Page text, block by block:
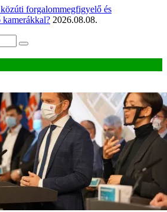
forgalommegfigyelő és
kamerákkal? 2026.08.08.